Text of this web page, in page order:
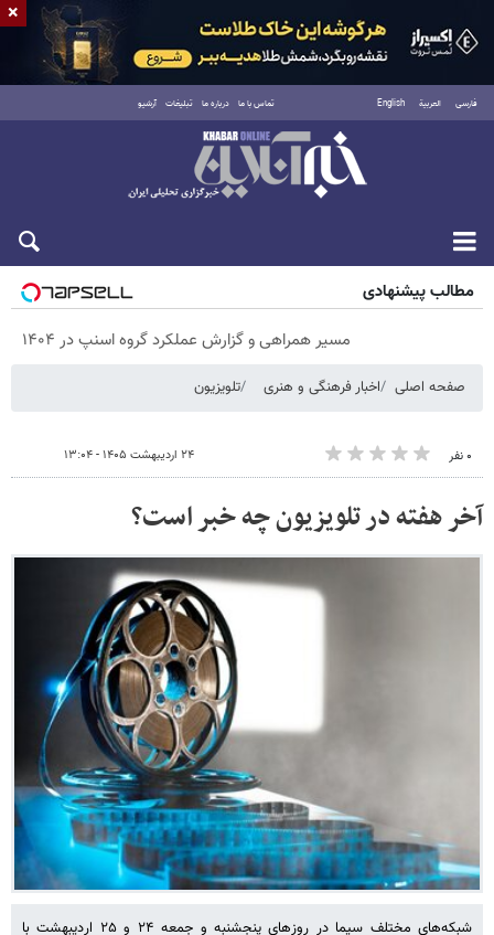
فارسی العربية English تماس با ما درباره ما تبلیغات آرشیو
پنجشنبه ۱۵ مرداد ۱۴۰۵
مطالب پیشنهادی
مسیر همراهی و گزارش عملکرد گروه اسنپ در ۱۴۰۴
صفحه اصلی اخبار فرهنگی و هنری تلویزیون
۰ نفر ۲۴ اردیبهشت ۱۴۰۵ - ۱۳:۰۴
آخر هفته در تلویزیون چه خبر است؟
شبکه‌های مختلف سیما در روزهای پنجشنبه و جمعه ۲۴ و ۲۵ اردیبهشت با
×